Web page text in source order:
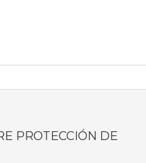
PROTECCIÓN DE